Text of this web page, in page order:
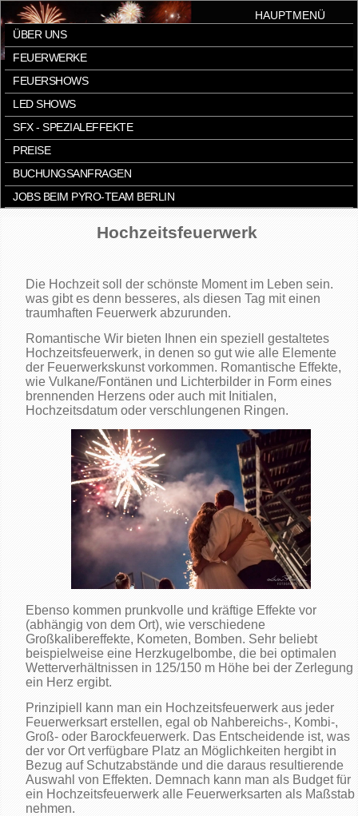
HAUPTMENÜ
ÜBER UNS
FEUERWERKE
FEUERSHOWS
LED SHOWS
SFX - SPEZIALEFFEKTE
PREISE
BUCHUNGSANFRAGEN
JOBS BEIM PYRO-TEAM BERLIN
Hochzeitsfeuerwerk
Die Hochzeit soll der schönste Moment im Leben sein.
was gibt es denn besseres, als diesen Tag mit einen
traumhaften Feuerwerk abzurunden.
Romantische Wir bieten Ihnen ein speziell gestaltetes
Hochzeitsfeuerwerk, in denen so gut wie alle Elemente
der Feuerwerkskunst vorkommen. Romantische Effekte,
wie Vulkane/Fontänen und Lichterbilder in Form eines
brennenden Herzens oder auch mit Initialen,
Hochzeitsdatum oder verschlungenen Ringen.
Ebenso kommen prunkvolle und kräftige Effekte vor
(abhängig von dem Ort), wie verschiedene
Großkalibereffekte, Kometen, Bomben. Sehr beliebt
beispielweise eine Herzkugelbombe, die bei optimalen
Wetterverhältnissen in 125/150 m Höhe bei der Zerlegung
ein Herz ergibt.
Prinzipiell kann man ein Hochzeitsfeuerwerk aus jeder
Feuerwerksart erstellen, egal ob Nahbereichs-, Kombi-,
Groß- oder Barockfeuerwerk. Das Entscheidende ist, was
der vor Ort verfügbare Platz an Möglichkeiten hergibt in
Bezug auf Schutzabstände und die daraus resultierende
Auswahl von Effekten. Demnach kann man als Budget für
ein Hochzeitsfeuerwerk alle Feuerwerksarten als Maßstab
nehmen.